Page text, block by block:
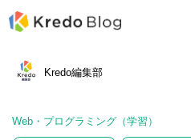
Pythonを学べるプログ
Kredo編集部
Web・プログラミング（学習）